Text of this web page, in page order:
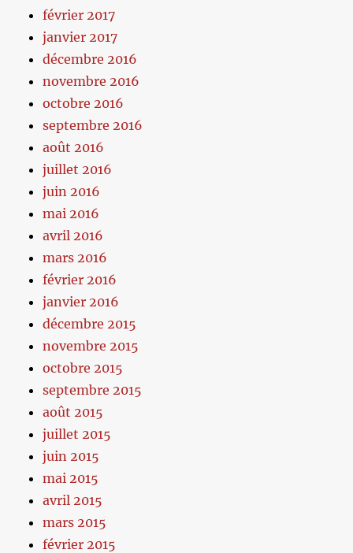
février 2017
janvier 2017
décembre 2016
novembre 2016
octobre 2016
septembre 2016
août 2016
juillet 2016
juin 2016
mai 2016
avril 2016
mars 2016
février 2016
janvier 2016
décembre 2015
novembre 2015
octobre 2015
septembre 2015
août 2015
juillet 2015
juin 2015
mai 2015
avril 2015
mars 2015
février 2015